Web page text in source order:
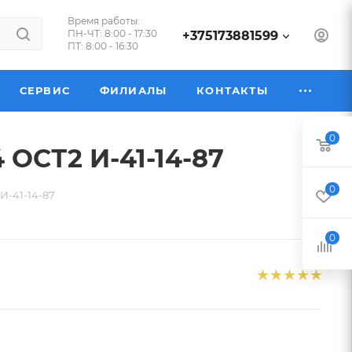
Время работы:
ПН-ЧТ: 8:00 - 17:30
ПТ: 8:00 - 16:30
+375173881599
СЕРВИС ФИЛИАЛЫ КОНТАКТЫ
ОСТ2 И-41-14-87
41-14-87
0
0
0